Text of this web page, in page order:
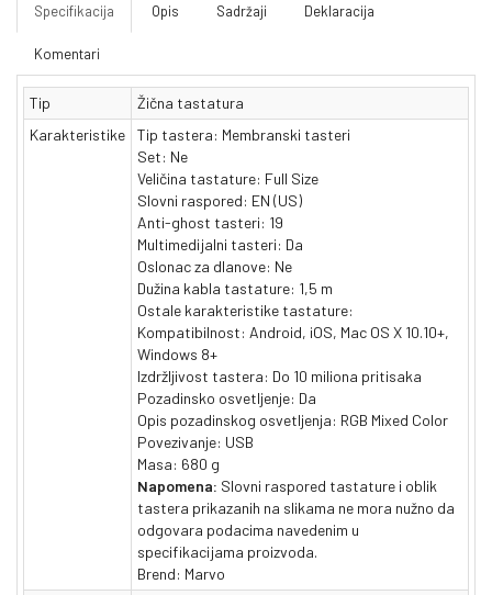
Specifikacija Opis Sadržaji Deklaracija
Komentari
Tip
Žična tastatura
Karakteristike
Tip tastera: Membranski tasteri
Set: Ne
Veličina tastature: Full Size
Slovni raspored: EN (US)
Anti-ghost tasteri: 19
Multimedijalni tasteri: Da
Oslonac za dlanove: Ne
Dužina kabla tastature: 1,5 m
Ostale karakteristike tastature:
Kompatibilnost: Android, iOS, Mac OS X 10.10+,
Windows 8+
Izdržljivost tastera: Do 10 miliona pritisaka
Pozadinsko osvetljenje: Da
Opis pozadinskog osvetljenja: RGB Mixed Color
Povezivanje: USB
Masa: 680 g
Napomena: Slovni raspored tastature i oblik
tastera prikazanih na slikama ne mora nužno da
odgovara podacima navedenim u
specifikacijama proizvoda.
Brend: Marvo